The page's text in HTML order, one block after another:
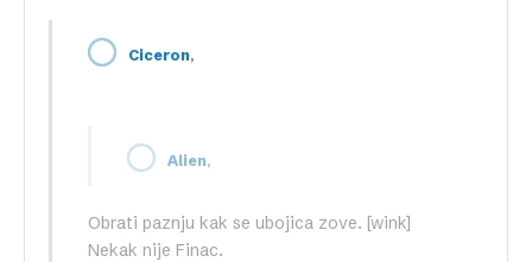
Ciceron,
Alien,
Obrati paznju kak se ubojica zove. [wink]
Nekak nije Finac.